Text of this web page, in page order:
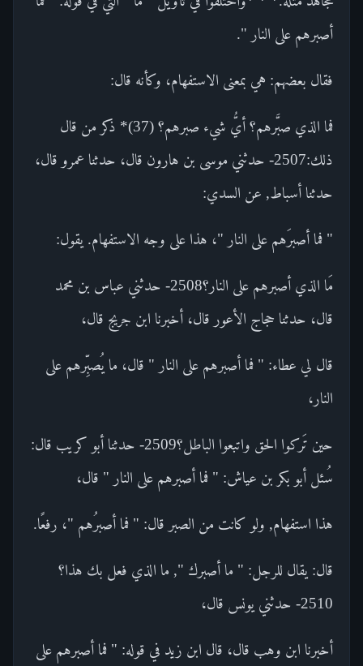
أصبرهم على النار ".
فقال بعضهم: هي بمعنى الاستفهام، وكأنه قال:
فما الذي صبَّرهم؟ أيُّ شيء صبرهم؟ (37)* ذكر من قال
ذلك:2507- حدثني موسى بن هارون قال، حدثنا عمرو قال،
حدثنا أسباط, عن السدي:
" فما أصبرَهم على النار "، هذا على وجه الاستفهام. يقول:
مَا الذي أصبرهم على النار؟2508- حدثني عباس بن محمد
قال، حدثنا حجاج الأعور قال، أخبرنا ابن جريج قال،
قال لي عطاء: " فما أصبرهم على النار " قال، ما يُصبِّرهم على
النار،
حين تَركوا الحق واتبعوا الباطل؟2509- حدثنا أبو كريب قال:
سُئل أبو بكر بن عياش: " فما أصبرهم على النار " قال،
هذا استفهام, ولو كانت من الصبر قال: " فما أصبرُهم "، رفعًا.
قال: يقال للرجل: " ما أصبرك ", ما الذي فعل بك هذا؟
2510- حدثني يونس قال،
أخبرنا ابن وهب قال، قال ابن زيد في قوله: " فما أصبرهم على